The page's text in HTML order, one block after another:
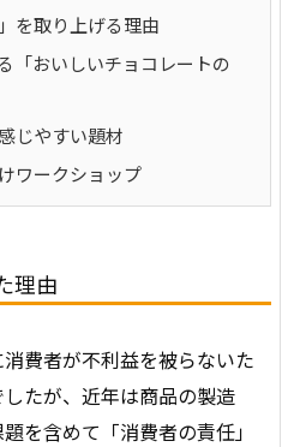
を取り上げる理由
「おいしいチョコレートの
じやすい題材
ワークショップ
理由
費者が不利益を被らないた
たが、近年は商品の製造
を含めて「消費者の責任」